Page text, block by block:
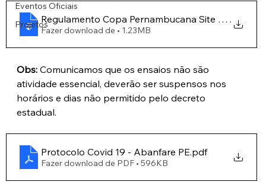
Eventos Oficiais
ProjetosRegulamento Copa Pernambucana Site 12-03
.
Fazer download de • 1.23MB
Obs: Comunicamos que os ensaios não são
atividade essencial, deverão ser suspensos nos
horários e dias não permitido pelo decreto
estadual.
Protocolo Covid 19 - Abanfare PE.pdf
Fazer download de PDF • 596KB